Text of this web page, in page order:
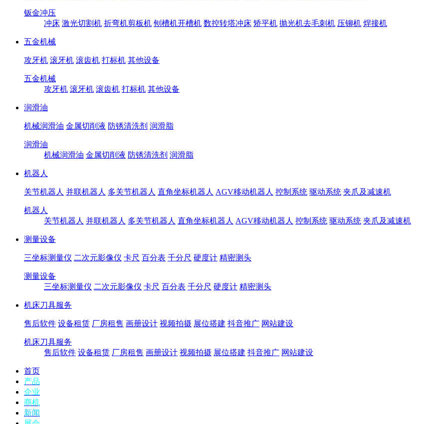
钣金冲压
冲床 激光切割机 折弯机剪板机 刨槽机开槽机 数控转塔冲床 矫平机 抛光机去毛刺机 压铆机 焊接机
五金机械
攻牙机 滚牙机 滚齿机 打标机 其他设备
五金机械
攻牙机 滚牙机 滚齿机 打标机 其他设备
润滑油
机械润滑油 金属切削液 防锈清洗剂 润滑脂
润滑油
机械润滑油 金属切削液 防锈清洗剂 润滑脂
机器人
关节机器人 并联机器人 多关节机器人 直角坐标机器人 AGV移动机器人 控制系统 驱动系统 夹爪及减速机
机器人
关节机器人 并联机器人 多关节机器人 直角坐标机器人 AGV移动机器人 控制系统 驱动系统 夹爪及减速机
测量设备
三坐标测量仪 二次元影像仪 卡尺 百分表 千分尺 硬度计 精密测头
测量设备
三坐标测量仪 二次元影像仪 卡尺 百分表 千分尺 硬度计 精密测头
机床刀具服务
售后软件 设备租赁 厂房租售 画册设计 视频拍摄 展位搭建 抖音推广 网站建设
机床刀具服务
售后软件 设备租赁 厂房租售 画册设计 视频拍摄 展位搭建 抖音推广 网站建设
首页
产品
企业
商机
新闻